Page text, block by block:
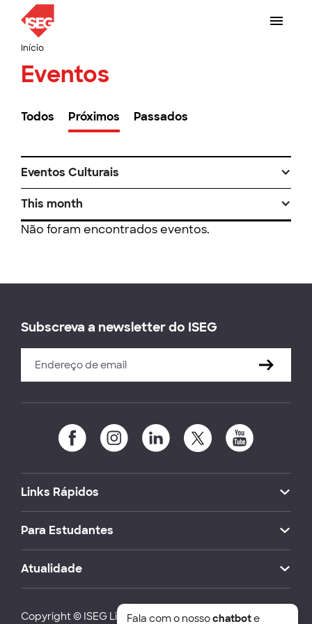
Início
Eventos
Todos Próximos Passados
Eventos Culturais
This month
Não foram encontrados eventos.
Subscreva a newsletter do ISEG
Links Rápidos
Para Estudantes
Atualidade
Copyright © ISEG Lisbon School of Economics and
Fala com o nossochatbote